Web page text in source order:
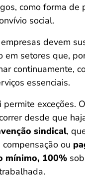
como forma de
social.
devem
em setores que,
continuamente,
essenciais.
permite exceções.
desde que
sindical,
ou
mínimo, 100%